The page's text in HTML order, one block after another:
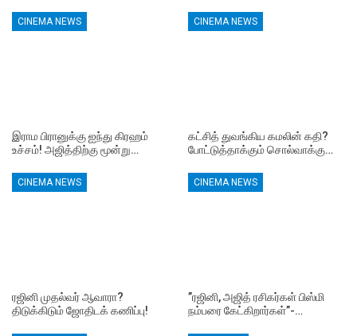
CINEMA NEWS
இராம பிரானுக்கு ஐந்து கிரஹம்
உச்சம்! அஜித்திற்கு மூன்று…
CINEMA NEWS
கட்சித் துவங்கிய கமலின் கதி?
போட்டுத்தாக்கும் சொல்வாக்கு…
CINEMA NEWS
ரஜினி முதல்வர் ஆவாரா?
திடுக்கிடும் ஜோதிடக் கணிப்பு!
CINEMA NEWS
”ரஜினி, அஜித் ரசிகர்கள் பிஸ்மி
நம்பரை கேட்கிறார்கள்”-…